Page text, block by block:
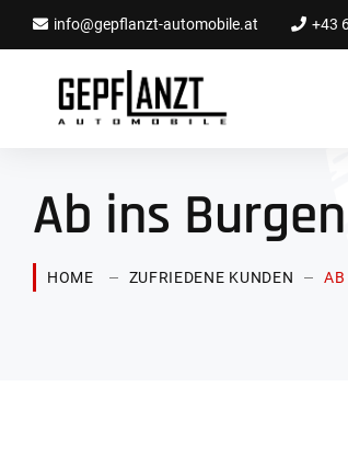
info@gepflanzt-automobile.at +43
Ab ins
HOME ZUFRIEDENE KUNDEN AB